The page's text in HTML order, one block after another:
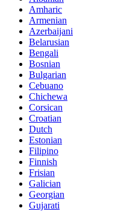
Amharic
Armenian
Azerbaijani
Belarusian
Bengali
Bosnian
Bulgarian
Cebuano
Chichewa
Corsican
Croatian
Dutch
Estonian
Filipino
Finnish
Frisian
Galician
Georgian
Gujarati